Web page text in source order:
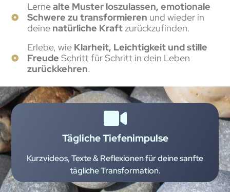
Lernealte Muster loszulassen, emotionale
Schwere zu transformieren und wieder in
deine natürliche Kraftzurückzufinden.
Erlebe, wie Klarheit, Leichtigkeit und stille
Freude Schritt für Schritt in dein Leben
zurückkehren.
Tägliche Tiefenimpulse
Kurzvideos, Texte & Reflexionen für deine sanfte
tägliche Transformation.